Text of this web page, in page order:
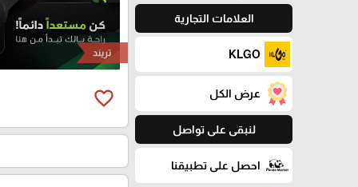
العلامات التجارية
KLGO
عرض الكل
لنبقى على تواصل
احصل على تطبيقنا
تريند
favorite_border